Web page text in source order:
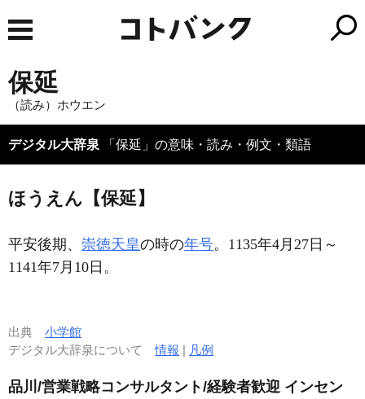
保延
（読み）ホウエン
デジタル大辞泉 「保延」の意味・読み・例文・類語
ほうえん【保延】
平安後期、 崇徳天皇の時の年号。1135年4月27日～
1141年7月10日。
出典 小学館
デジタル大辞泉について情報 | 凡例
品川/営業戦略コンサルタント/経験者歓迎 インセン